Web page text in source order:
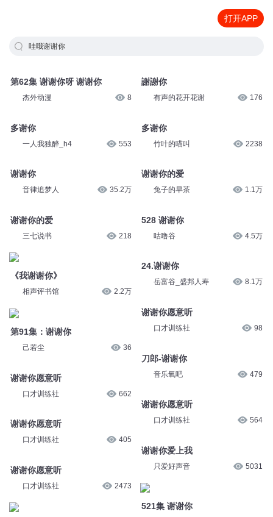
打开APP
哇哦谢谢你
第62集 谢谢你呀 谢谢你
杰外动漫 8
多谢你
一人我独醉_h4 553
谢谢你
音律追梦人 35.2万
谢谢你的爱
三七说书 218
《我谢谢你》
相声评书馆 2.2万
第91集：谢谢你
己若尘 36
谢谢你愿意听
口才训练社 662
谢谢你愿意听
口才训练社 405
谢谢你愿意听
口才训练社 2473
謝謝你
有声的花开花谢 176
多谢你
竹叶的喵叫 2238
谢谢你的爱
兔子的早茶 1.1万
528 谢谢你
咕噜谷 4.5万
24.谢谢你
岳富谷_盛邦人寿 8.1万
谢谢你愿意听
口才训练社 98
刀郎-谢谢你
音乐氧吧 479
谢谢你愿意听
口才训练社 564
谢谢你爱上我
只爱好声音 5031
521集 谢谢你